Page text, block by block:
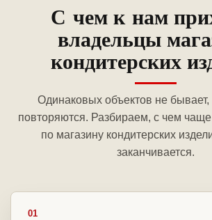
С чем к нам
владельцы
кондитерских
Одинаковых объектов не бывает,
повторяются. Разбираем, с чем чаще
по магазину кондитерских
заканчивается.
01